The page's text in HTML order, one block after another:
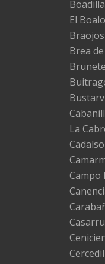
El Boalo
Brea
Brunete
La
Campo